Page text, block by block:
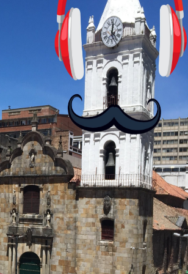
visuales. ¿Será posible que una app que
antes nos enseñó francés, ahora nos
convierta en jugadores de ajedrez? Aún
no podrás jugar contra otros humanos
La aplicación Duolingo fue lanzada en
2012 y cuenta con más de 37 millones
de usuarios activos diarios. Desde 2022,
ha empeza...